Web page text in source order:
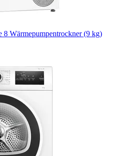
Wärmepumpentrockner (9 kg)